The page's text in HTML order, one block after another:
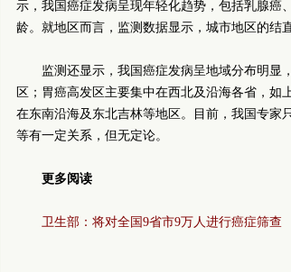
示，我国癌症发病呈现年轻化趋势，包括乳腺癌
龄。就地区而言，监测数据显示，城市地区的结
监测还显示，我国癌症发病呈地域分布明显
区；胃癌高发区主要集中在西北及沿海各省，
在东南沿海及东北吉林等地区。目前，我国专家
等有一定关系，但无定论。
更多阅读
卫生部：将对全国9省市9万人进行癌症筛查